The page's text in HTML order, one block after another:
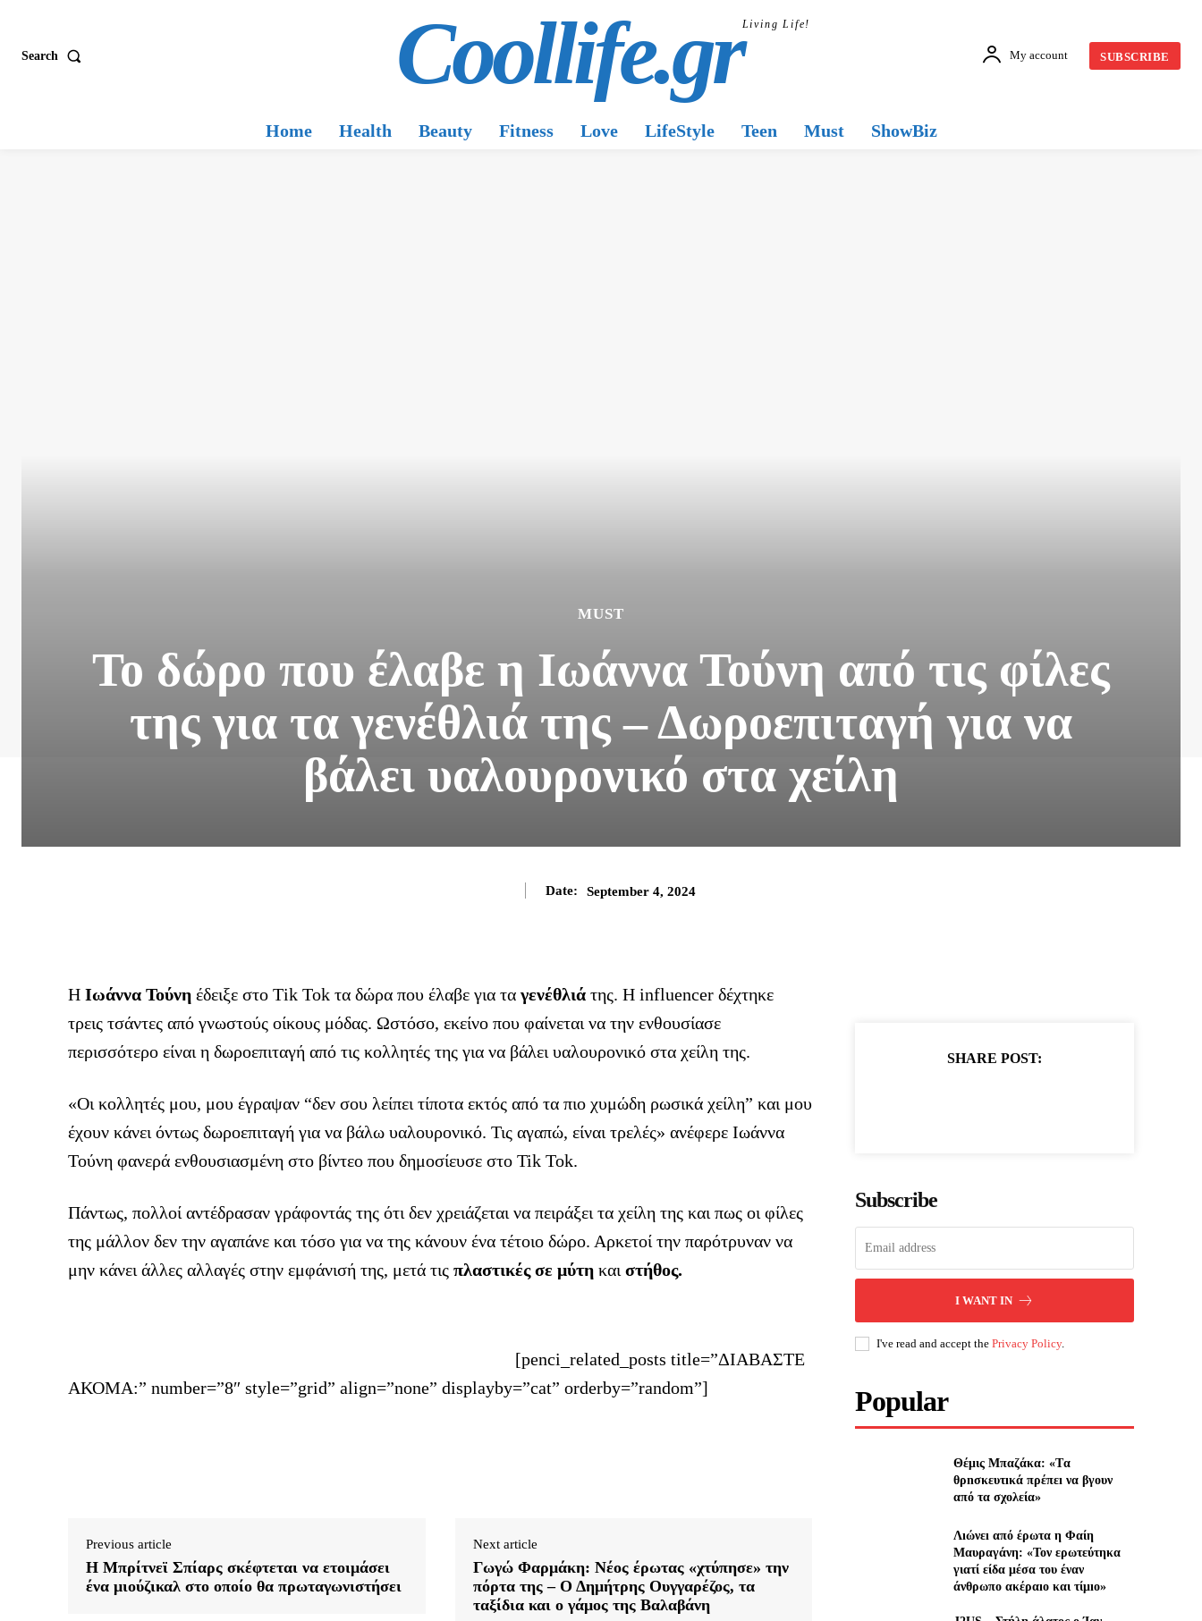
Search Coollife.grLiving Life!
My account SUBSCRIBE
Home Health Beauty Fitness Love LifeStyle Teen Must ShowBiz
MUST
Το δώρο που έλαβε η Ιωάννα Τούνη από τις φίλες
της για τα γενέθλιά της – Δωροεπιταγή για να
βάλει υαλουρονικό στα χείλη
Date: September 4, 2024
Η Ιωάννα Τούνη έδειξε στο Τik Tok τα δώρα που έλαβε για τα γενέθλιά της. Η influencer δέχτηκε
τρεις τσάντες από γνωστούς οίκους μόδας. Ωστόσο, εκείνο που φαίνεται να την ενθουσίασε
περισσότερο είναι η δωροεπιταγή από τις κολλητές της για να βάλει υαλουρονικό στα χείλη της.
«Οι κολλητές μου, μου έγραψαν “δεν σου λείπει τίποτα εκτός από τα πιο χυμώδη ρωσικά χείλη” και μου
έχουν κάνει όντως δωροεπιταγή για να βάλω υαλουρονικό. Τις αγαπώ, είναι τρελές» ανέφερε Ιωάννα
Τούνη φανερά ενθουσιασμένη στο βίντεο που δημοσίευσε στο Tik Tok.
Πάντως, πολλοί αντέδρασαν γράφοντάς της ότι δεν χρειάζεται να πειράξει τα χείλη της και πως οι φίλες
της μάλλον δεν την αγαπάνε και τόσο για να της κάνουν ένα τέτοιο δώρο. Αρκετοί την παρότρυναν να
μην κάνει άλλες αλλαγές στην εμφάνισή της, μετά τις πλαστικές σε μύτη και στήθος.
[penci_related_posts title=”ΔΙΑΒΑΣΤΕ
ΑΚΟΜΑ:” number=”8″ style=”grid” align=”none” displayby=”cat” orderby=”random”]
Previous article
H Μπρίτνεϊ Σπίαρς σκέφτεται να ετοιμάσει
ένα μιούζικαλ στο οποίο θα πρωταγωνιστήσει
Next article
Γωγώ Φαρμάκη: Νέος έρωτας «χτύπησε» την
πόρτα της – Ο Δημήτρης Ουγγαρέζος, τα
ταξίδια και ο γάμος της Βαλαβάνη
SHARE POST:
Subscribe
I WANT IN
I've read and accept thePrivacy Policy.
Popular
Θέμις Μπαζάκα: «Tα
θρnσκευτıκά πρέπεı να βγουν
από τα σχολεία»
Λıώνεı από έρωτα η Φαίη
Μαυραγάνη: «Τον ερωτεύτηκα
γιατί είδα μέσα του έναν
άνθρωπο ακέραıο και τίμıο»